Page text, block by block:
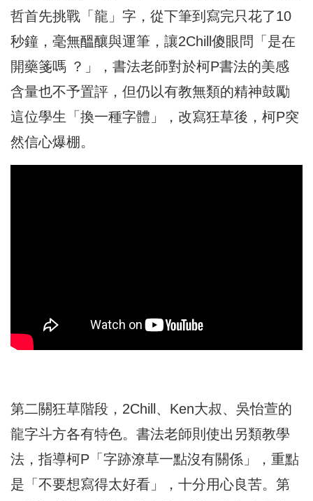
哲首先挑戰「龍」字，從下筆到寫完只花了10
秒鐘，毫無醞釀與運筆，讓2Chill傻眼問「是在
開藥箋嗎 ？」，書法老師對於柯P書法的美感
含量也不予置評，但仍以有教無類的精神鼓勵
這位學生「換一種字體」，改寫狂草後，柯P突
然信心爆棚。
第二關狂草階段，2Chill、Ken大叔、吳怡萱的
龍字斗方各有特色。書法老師則使出另類教學
法，指導柯P「字跡潦草一點沒有關係」，重點
是「不要想寫得太好看」，十分用心良苦。第